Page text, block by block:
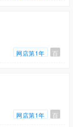
网店第1年 百
网店第1年 百